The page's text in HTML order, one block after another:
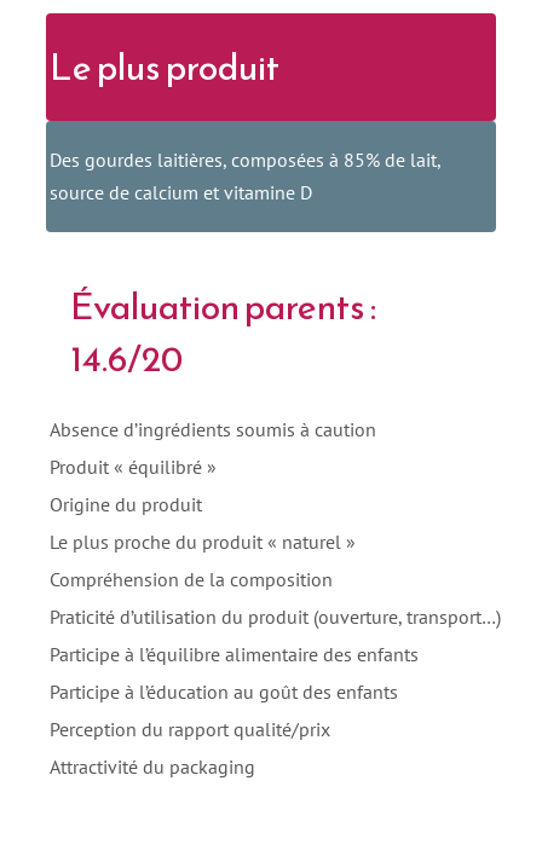
Le plus produit
Des gourdes laitières, composées à 85% de lait,
source de calcium et vitamine D
Évaluation parents :
14.6/20
Absence d’ingrédients soumis à caution
Produit « équilibré »
Origine du produit
Le plus proche du produit « naturel »
Compréhension de la composition
Praticité d’utilisation du produit (ouverture, transport…)
Participe à l’équilibre alimentaire des enfants
Participe à l’éducation au goût des enfants
Perception du rapport qualité/prix
Attractivité du packaging